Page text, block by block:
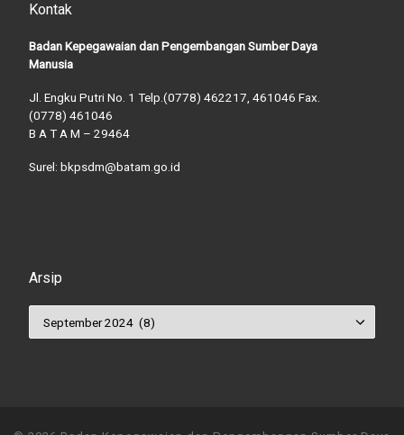
Kontak
Badan Kepegawaian dan Pengembangan Sumber Daya
Manusia
Jl. Engku Putri No. 1 Telp.(0778) 462217, 461046 Fax.
(0778) 461046
B A T A M – 29464
Surel: bkpsdm@batam.go.id
Arsip